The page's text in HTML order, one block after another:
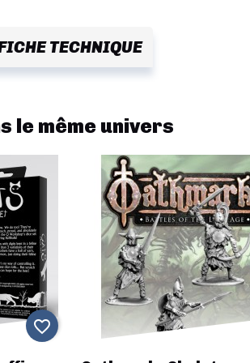
TECHNIQUE
le même univers
favorite_border